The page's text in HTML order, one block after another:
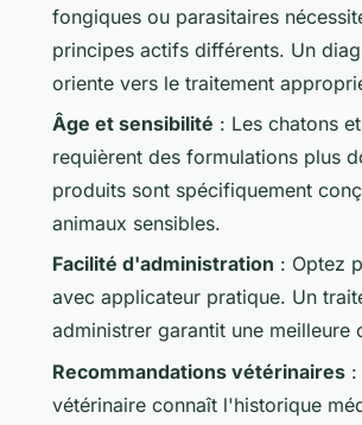
fongiques ou parasitaires
principes actifs différents. Un
oriente vers le traitement
Âge et sensibilité : Les chatons
requièrent des formulations plus
produits sont spécifiquement
animaux sensibles.
Facilité d'administration : Optez
avec applicateur pratique. Un
administrer garantit une meilleure
Recommandations vétérinaires :
vétérinaire connaît l'historique